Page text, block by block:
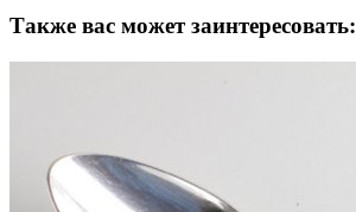
Также вас может заинтересовать: